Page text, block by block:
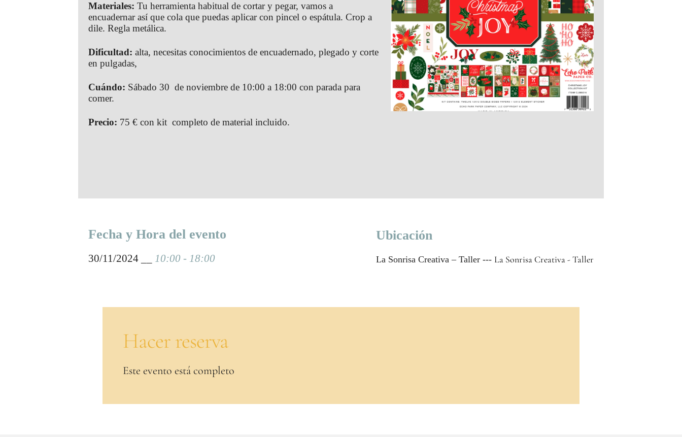
Materiales:Tu herramienta habitual de cortar y pegar, vamos a
encuadernar así que cola que puedas aplicar con pincel o espátula. Crop a
dile. Regla metálica.
Dificultad: alta, necesitas conocimientos de encuadernado, plegado y corte
en pulgadas,
Cuándo: Sábado 30 de noviembre de 10:00 a 18:00 con parada para
comer.
Precio: 75 € con kit completo de material incluido.
Ubicación
La Sonrisa Creativa – Taller --- La Sonrisa Creativa - Taller
Fecha y Hora del evento
30/11/2024 __ 10:00 - 18:00
Hacer reserva
Este evento está completo